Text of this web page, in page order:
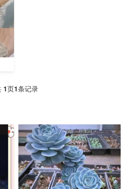
1页1条记录